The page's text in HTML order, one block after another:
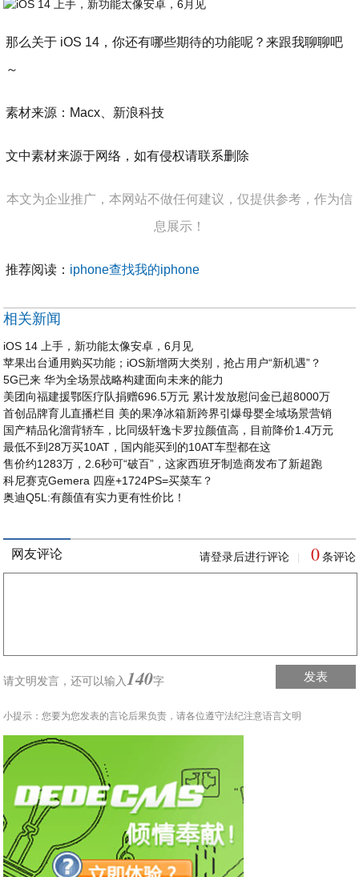
那么关于 iOS 14，你还有哪些期待的功能呢？来跟我聊聊吧
～
素材来源：Macx、新浪科技
文中素材来源于网络，如有侵权请联系删除
本文为企业推广，本网站不做任何建议，仅提供参考，作为信
息展示！
推荐阅读： iphone查找我的iphone
相关新闻
iOS 14 上手，新功能太像安卓，6月见
苹果出台通用购买功能；iOS新增两大类别，抢占用户“新机遇”？
5G已来 华为全场景战略构建面向未来的能力
美团向福建援鄂医疗队捐赠696.5万元 累计发放慰问金已超8000万
首创品牌育儿直播栏目 美的果净冰箱新跨界引爆母婴全域场景营销
国产精品化溜背轿车，比同级轩逸卡罗拉颜值高，目前降价1.4万元
最低不到28万买10AT，国内能买到的10AT车型都在这
售价约1283万，2.6秒可“破百”，这家西班牙制造商发布了新超跑
科尼赛克Gemera 四座+1724PS=买菜车？
奥迪Q5L:有颜值有实力更有性价比！
网友评论 请登录后进行评论 0 条评论
请文明发言，还可以输入 140字 发表
小提示：您要为您发表的言论后果负责，请各位遵守法纪注意语言文明